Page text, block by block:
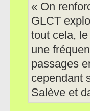
« On
GLCT
tout cela,
une
passages
cependant
Salève et